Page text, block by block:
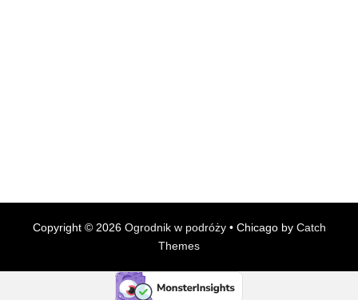
Copyright © 2026 Ogrodnik w podróży• Chicago by Catch
Themes